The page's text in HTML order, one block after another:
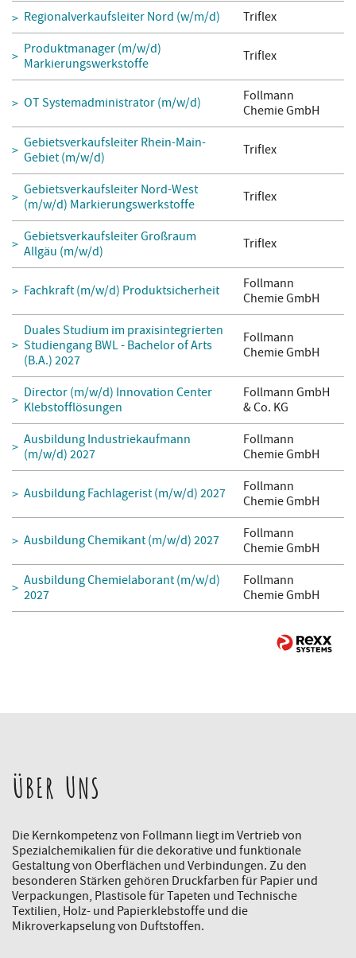
Regionalverkaufsleiter Nord (w/m/d)
Triflex
Produktmanager (m/w/d)
Markierungswerkstoffe
Triflex
OT Systemadministrator (m/w/d)
Follmann
Chemie GmbH
Gebietsverkaufsleiter Rhein-Main-
Gebiet (m/w/d)
Triflex
Gebietsverkaufsleiter Nord-West
(m/w/d) Markierungswerkstoffe
Triflex
Gebietsverkaufsleiter Großraum
Allgäu (m/w/d)
Triflex
Fachkraft (m/w/d) Produktsicherheit
Follmann
Chemie GmbH
Duales Studium im praxisintegrierten
Studiengang BWL - Bachelor of Arts
(B.A.) 2027
Follmann
Chemie GmbH
Director (m/w/d) Innovation Center
Klebstofflösungen
Follmann GmbH
& Co. KG
Ausbildung Industriekaufmann
(m/w/d) 2027
Follmann
Chemie GmbH
Ausbildung Fachlagerist (m/w/d) 2027
Follmann
Chemie GmbH
Ausbildung Chemikant (m/w/d) 2027
Follmann
Chemie GmbH
Ausbildung Chemielaborant (m/w/d)
2027
Follmann
Chemie GmbH
ÜBER UNS
Die Kernkompetenz von Follmann liegt im Vertrieb von
Spezialchemikalien für die dekorative und funktionale
Gestaltung von Oberflächen und Verbindungen. Zu den
besonderen Stärken gehören Druckfarben für Papier und
Verpackungen, Plastisole für Tapeten und Technische
Textilien, Holz- und Papierklebstoffe und die
Mikroverkapselung von Duftstoffen.